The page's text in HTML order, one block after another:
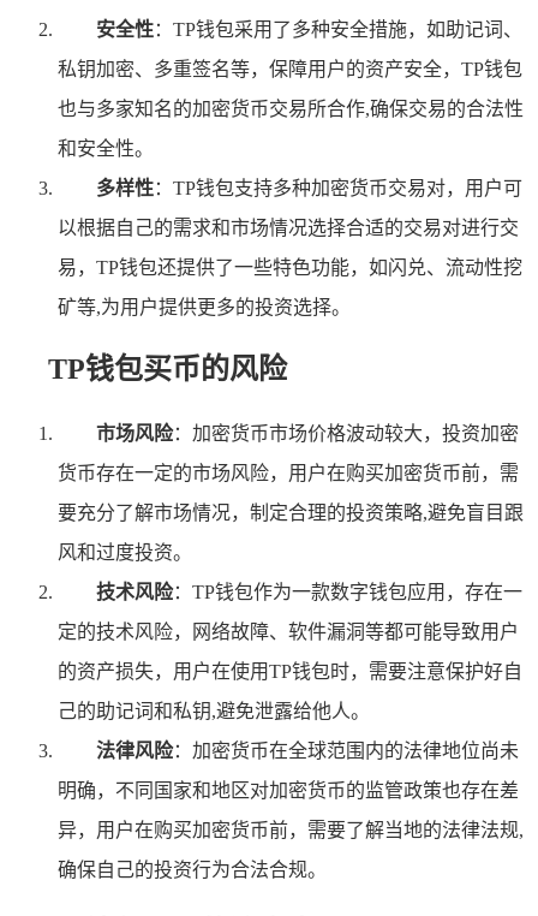
安全性：TP钱包采用了多种安全措施，如助记词、
私钥加密、多重签名等，保障用户的资产安全，TP钱包
也与多家知名的加密货币交易所合作,确保交易的合法性
和安全性。
多样性：TP钱包支持多种加密货币交易对，用户可
以根据自己的需求和市场情况选择合适的交易对进行交
易，TP钱包还提供了一些特色功能，如闪兑、流动性挖
矿等,为用户提供更多的投资选择。
TP钱包买币的风险
市场风险：加密货币市场价格波动较大，投资加密
货币存在一定的市场风险，用户在购买加密货币前，需
要充分了解市场情况，制定合理的投资策略,避免盲目跟
风和过度投资。
技术风险：TP钱包作为一款数字钱包应用，存在一
定的技术风险，网络故障、软件漏洞等都可能导致用户
的资产损失，用户在使用TP钱包时，需要注意保护好自
己的助记词和私钥,避免泄露给他人。
法律风险：加密货币在全球范围内的法律地位尚未
明确，不同国家和地区对加密货币的监管政策也存在差
异，用户在购买加密货币前，需要了解当地的法律法规,
确保自己的投资行为合法合规。